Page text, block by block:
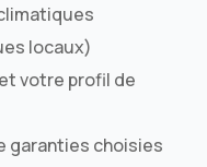
locaux)
votre profil de
garanties choisies